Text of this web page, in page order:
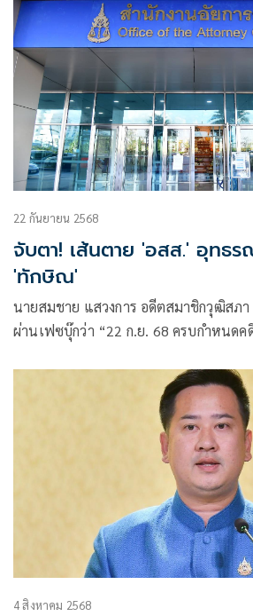
22 กันยายน 2568
จับตา! เส้นตาย 'อสส.' อุทธร
'ทักษิณ'
นายสมชาย แสวงการ อดีตสมาชิกวุฒิสภ
ผ่านเฟซบุ๊กว่า “22 ก.ย. 68 ครบกำหนด
4 สิงหาคม 2568